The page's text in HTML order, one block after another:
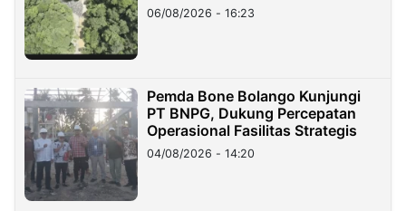
06/08/2026 - 16:23
Pemda Bone Bolango Kunjungi
PT BNPG, Dukung Percepatan
Operasional Fasilitas Strategis
04/08/2026 - 14:20